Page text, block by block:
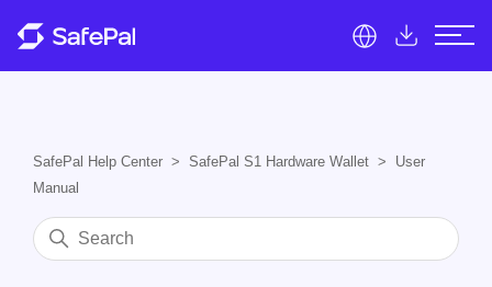
SafePal Help Center SafePal S1 Hardware Wallet
User
Manual